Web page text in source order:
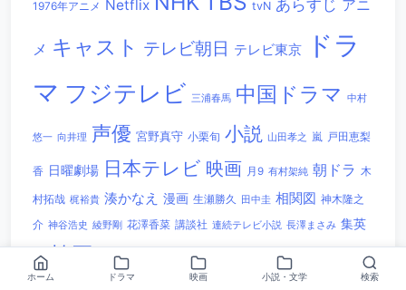
1976年アニメ Netflix tvN あらすじ アニ
メ キャスト テレビ朝日 テレビ東京
ドラ
マ フジテレビ 三浦春馬 中国ドラマ 中村
悠一 向井理 声優 宮野真守 小栗旬 小説 山田孝之 嵐 戸田恵梨
香 日曜劇場 日本テレビ 映画 月9 有村架純 朝ドラ 木
村拓哉 梶裕貴 湊かなえ 漫画 生瀬勝久 田中圭 相関図 神木隆之
介 神谷浩史 綾野剛 花澤香菜 講談社 連続テレビ小説 長澤まさみ 集英
社 韓国ドラマ
ホーム ドラマ 映画 小説・文学 検索